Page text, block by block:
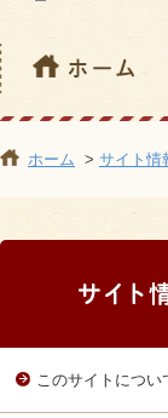
ホーム > サイト情
このサイトについ